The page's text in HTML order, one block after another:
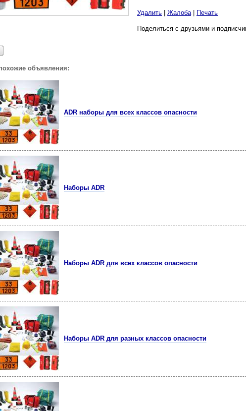
Удалить Жалоба| Печать
Поделиться с друзьями и
объявления:
ADR наборы для всех классов опасности
Наборы ADR
Наборы ADR для всех классов опасности
Наборы ADR для разных классов опасности